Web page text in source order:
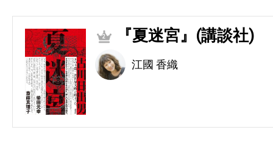
2 『夏迷宮』(講談社)
江國 香織